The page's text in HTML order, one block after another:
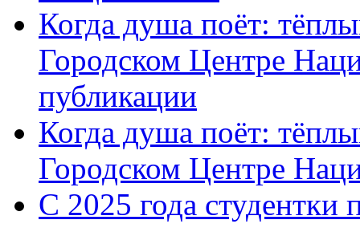
Когда душа поёт:
Городском Центре
публикации
Когда душа поёт:
Городском Центре
С 2025 года студентки